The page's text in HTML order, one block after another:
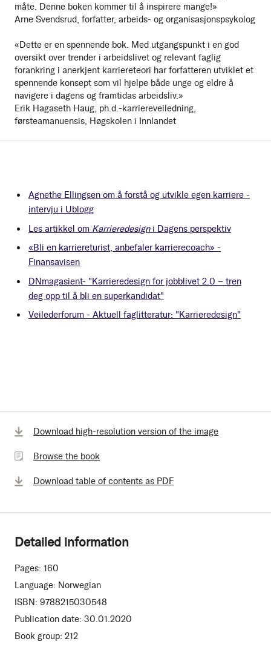
Agnethe Ellingsen om å forstå og utvikle egen karriere -
intervju i Ublogg
Les artikkel om Karrieredesigni Dagens perspektiv
«Bli en karriereturist, anbefaler karrierecoach» -
Finansavisen
DNmagasient- "Karrieredesign for jobblivet 2.0 – tren
deg opp til å bli en superkandidat"
Veilederforum - Aktuell faglitteratur: "Karrieredesign"
måte. Denne boken kommer til å inspirere mange!»
Arne Svendsrud, forfatter, arbeids- og organisasjonspsykolog
«Dette er en spennende bok. Med utgangspunkt i en god
oversikt over trender i arbeidslivet og relevant faglig
forankring i anerkjent karriereteori har forfatteren utviklet et
spennende konsept som vil hjelpe både unge og eldre å
navigere i dagens og framtidas arbeidsliv.»
Erik Hagaseth Haug, ph.d.-karriereveiledning,
førsteamanuensis, Høgskolen i Innlandet
Download high-resolution version of the image
Browse
bookBrowse the book
Download table of contents as PDF
Detailed information
Pages: 160
Language: Norwegian
ISBN: 9788215030548
Publication date: 30.01.2020
Book group: 212